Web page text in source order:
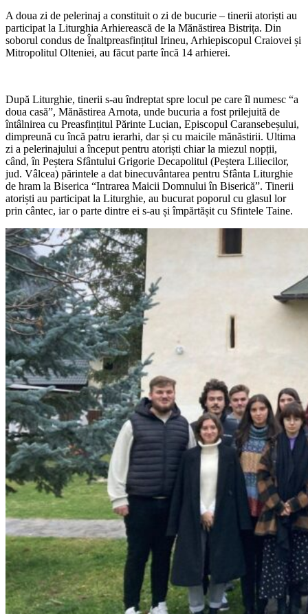
A doua zi de pelerinaj a constituit o zi de bucurie – tinerii atoriști au
participat la Liturghia Arhierească de la Mănăstirea Bistrița. Din
soborul condus de Înaltpreasfințitul Irineu, Arhiepiscopul Craiovei și
Mitropolitul Olteniei, au făcut parte încă 14 arhierei.
După Liturghie, tinerii s-au îndreptat spre locul pe care îl numesc “a
doua casă”, Mănăstirea Arnota, unde bucuria a fost prilejuită de
întâlnirea cu Preasfințitul Părinte Lucian, Episcopul Caransebeșului,
dimpreună cu încă patru ierarhi, dar și cu maicile mănăstirii. Ultima
zi a pelerinajului a început pentru atoriști chiar la miezul nopții,
când, în Peștera Sfântului Grigorie Decapolitul (Peștera Liliecilor,
jud. Vâlcea) părintele a dat binecuvântarea pentru Sfânta Liturghie
de hram la Biserica “Intrarea Maicii Domnului în Biserică”. Tinerii
atoriști au participat la Liturghie, au bucurat poporul cu glasul lor
prin cântec, iar o parte dintre ei s-au și împărtășit cu Sfintele Taine.